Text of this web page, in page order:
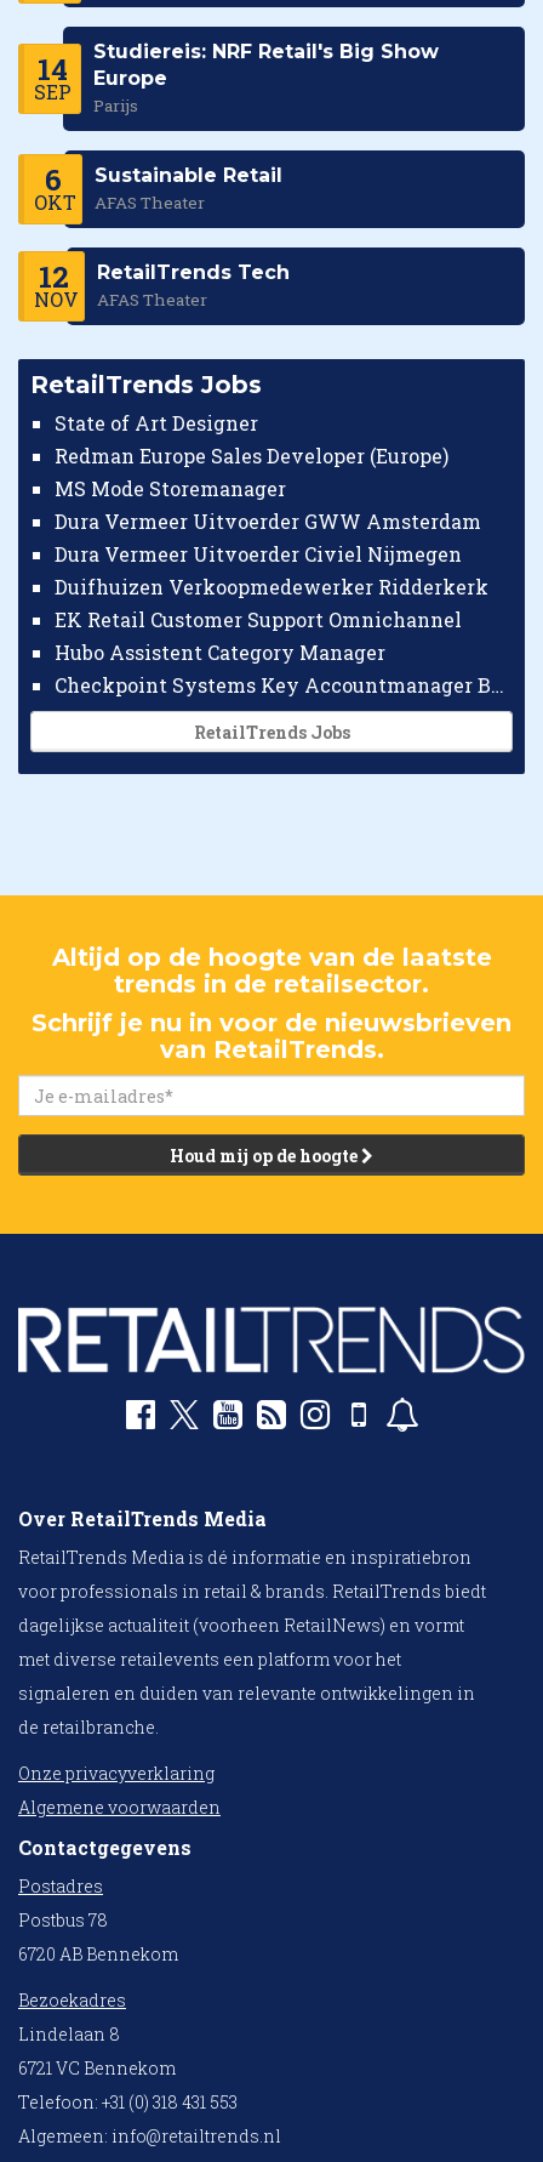
14
SEP
Studiereis: NRF Retail's Big Show
Europe
Parijs
6
OKT
Sustainable Retail
AFAS Theater
12
NOV
RetailTrends Tech
AFAS Theater
RetailTrends Jobs
State of Art Designer
Redman Europe Sales Developer (Europe)
MS Mode Storemanager
Dura Vermeer Uitvoerder GWW Amsterdam
Dura Vermeer Uitvoerder Civiel Nijmegen
Duifhuizen Verkoopmedewerker Ridderkerk
EK Retail Customer Support Omnichannel
Hubo Assistent Category Manager
Checkpoint Systems Key Accountmanager Benelux
RetailTrends Jobs
Altijd op de hoogte van de laatste
trends in de retailsector.
Schrijf je nu in voor de nieuwsbrieven
van RetailTrends.
Houd mij op de hoogte
Over RetailTrends Media
RetailTrends Media is dé informatie en inspiratiebron
voor professionals in retail & brands. RetailTrends biedt
dagelijkse actualiteit (voorheen RetailNews) en vormt
met diverse retailevents een platform voor het
signaleren en duiden van relevante ontwikkelingen in
de retailbranche.
Onze privacyverklaring
Algemene voorwaarden
Contactgegevens
Postadres
Postbus 78
6720 AB Bennekom
Bezoekadres
Lindelaan 8
6721 VC Bennekom
Telefoon: +31 (0) 318 431 553
Algemeen: info@retailtrends.nl